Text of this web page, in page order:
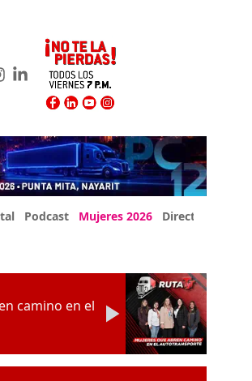
Podcast Mujeres 2026 Directorio Expo
camino en el